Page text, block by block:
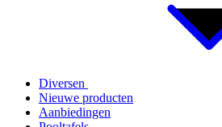
Diversen
Nieuwe producten
Aanbiedingen